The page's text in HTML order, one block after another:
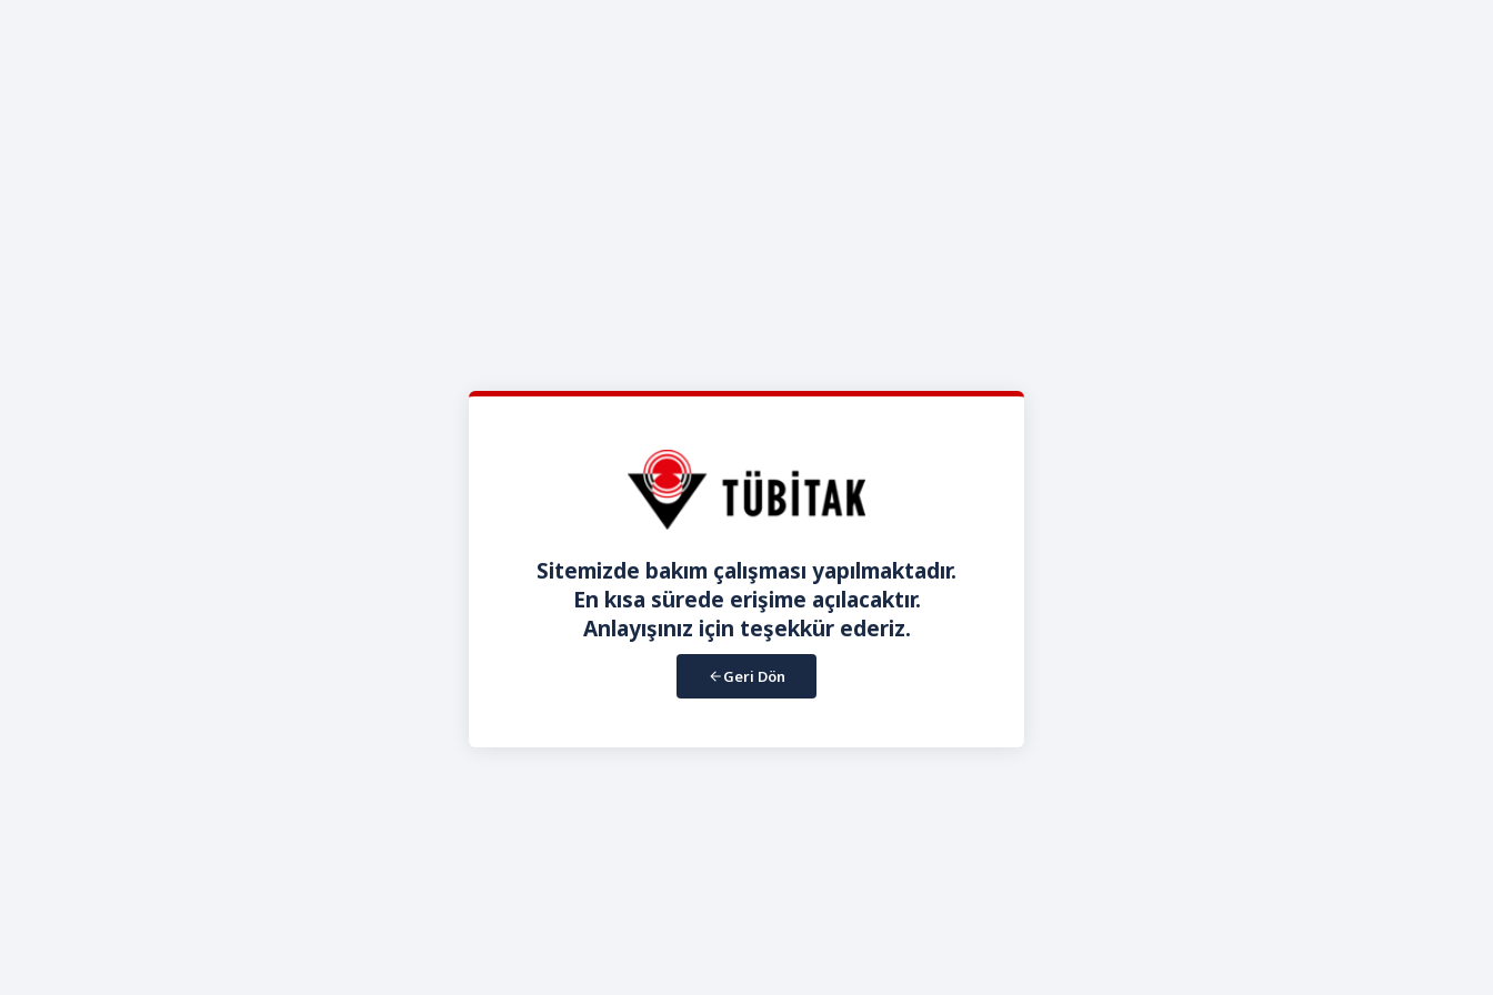
Sitemizde bakım çalışması yapılmaktadır.
En kısa sürede erişime açılacaktır.
Anlayışınız için teşekkür ederiz.
Geri Dön